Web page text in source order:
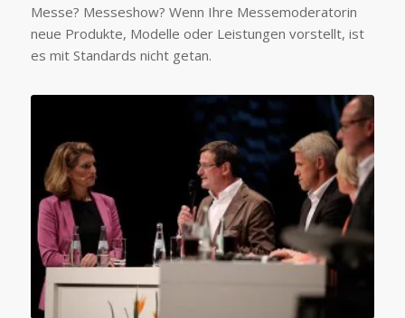
Messe? Messeshow? Wenn Ihre Messemoderatorin
neue Produkte, Modelle oder Leistungen vorstellt, ist
es mit Standards nicht getan.